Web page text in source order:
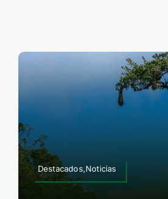
Destacados,Noticias